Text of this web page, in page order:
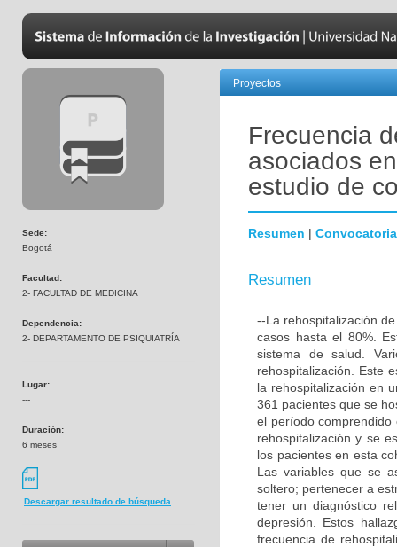
Sede:
Bogotá
Facultad:
2- FACULTAD DE MEDICINA
Dependencia:
2- DEPARTAMENTO DE PSIQUIATRÍA
Lugar:
---
Duración:
6 meses
Descargar resultado de búsqueda
Proyectos
Frecuencia
asociados
estudio de
Resumen | Convocatoria
Resumen
--La rehospitalización
casos hasta el 80%.
sistema de salud.
rehospitalización. Este
la rehospitalización en
361 pacientes que se
el período
rehospitalización y se
los pacientes en esta
Las variables que se
soltero; pertenecer a
tener un diagnóstico
depresión. Estos
frecuencia de